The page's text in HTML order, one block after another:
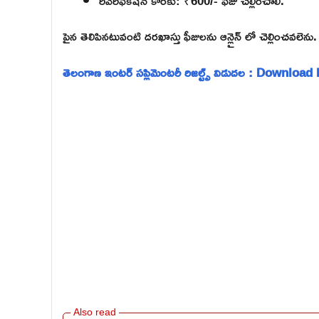
పైన తెలిపినటువంటి దరఖాస్తు ఫీజులను ఆన్లైన్ లో చెల్లించవలెను.
తెలంగాణ ఇంటర్ సప్లిమెంటరీ రిజల్ట్స్ విడుదల : Download